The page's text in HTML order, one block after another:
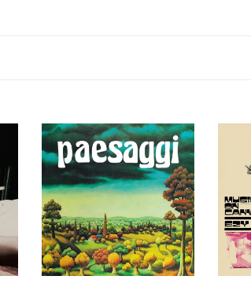
n
:
Paesaggi
(1980
Cover)
(LP)
Canvas